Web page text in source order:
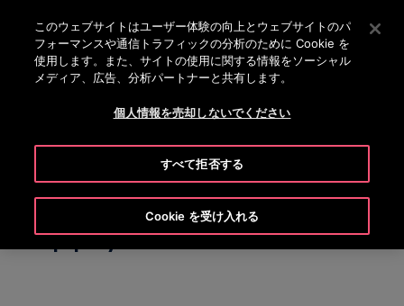
[Enter]を押してメインコンテンツにスキップします
検
索
Human Rights in the
supply chain
このウェブサイトはユーザー体験の向上とウェブサイトのパ
フォーマンスや通信トラフィックの分析のために Cookie を
使用します。また、サイトの使用に関する情報をソーシャル
メディア、広告、分析パートナーと共有します。
個人情報を売却しないでください
すべて拒否する
Cookie を受け入れる